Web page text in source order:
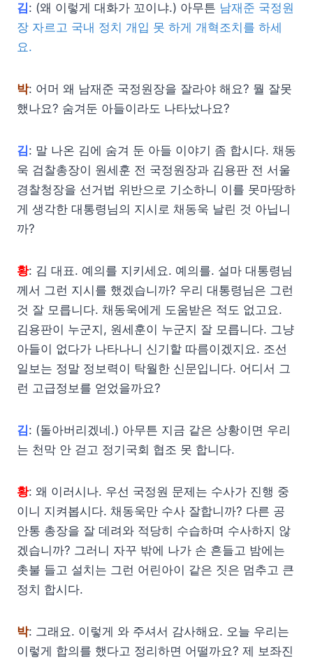
김: (왜 이렇게 대화가 꼬이냐.) 아무튼 남재준 국정원
장 자르고 국내 정치 개입 못 하게 개혁조치를 하세
요.
박: 어머 왜 남재준 국정원장을 잘라야 해요? 뭘 잘못
했나요? 숨겨둔 아들이라도 나타났나요?
김: 말 나온 김에 숨겨 둔 아들 이야기 좀 합시다. 채동
욱 검찰총장이 원세훈 전 국정원장과 김용판 전 서울
경찰청장을 선거법 위반으로 기소하니 이를 못마땅하
게 생각한 대통령님의 지시로 채동욱 날린 것 아닙니
까?
황: 김 대표. 예의를 지키세요. 예의를. 설마 대통령님
께서 그런 지시를 했겠습니까? 우리 대통령님은 그런
것 잘 모릅니다. 채동욱에게 도움받은 적도 없고요.
김용판이 누군지, 원세훈이 누군지 잘 모릅니다. 그냥
아들이 없다가 나타나니 신기할 따름이겠지요. 조선
일보는 정말 정보력이 탁월한 신문입니다. 어디서 그
런 고급정보를 얻었을까요?
김: (돌아버리겠네.) 아무튼 지금 같은 상황이면 우리
는 천막 안 걷고 정기국회 협조 못 합니다.
황: 왜 이러시나. 우선 국정원 문제는 수사가 진행 중
이니 지켜봅시다. 채동욱만 수사 잘합니까? 다른 공
안통 총장을 잘 데려와 적당히 수습하며 수사하지 않
겠습니까? 그러니 자꾸 밖에 나가 손 흔들고 밤에는
촛불 들고 설치는 그런 어린아이 같은 짓은 멈추고 큰
정치 합시다.
박: 그래요. 이렇게 와 주셔서 감사해요. 오늘 우리는
이렇게 합의를 했다고 정리하면 어떨까요? 제 보좌진